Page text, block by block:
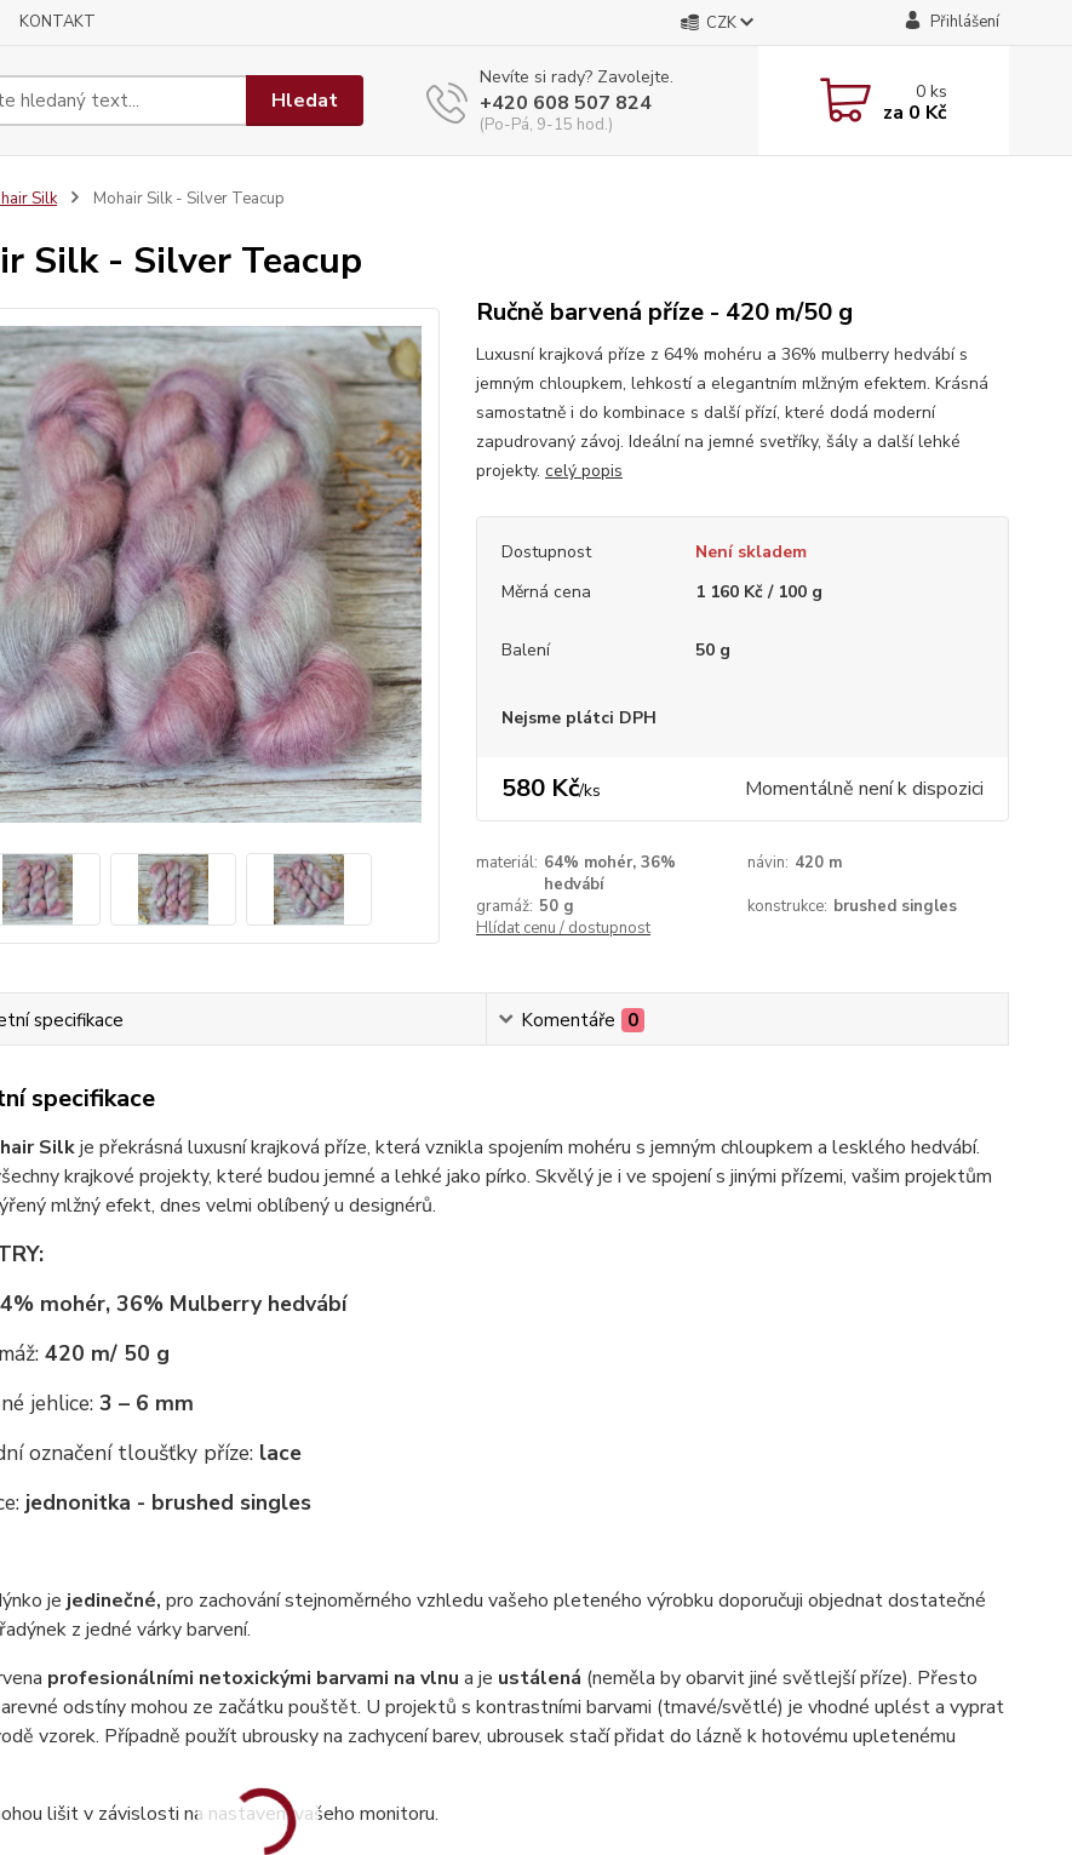
KONTAKT CZK Přihlášení
Hledat
Nevíte si rady? Zavolejte.
+420 608 507 824
(Po-Pá, 9-15 hod.)
0ks
za 0 Kč
Silk Mohair Silk - Silver Teacup
Silk - Silver Teacup
Ručně barvená příze - 420 m/50 g
Luxusní krajková příze z 64% mohéru a 36% mulberry hedvábí s
jemným chloupkem, lehkostí a elegantním mlžným efektem. Krásná
samostatně i do kombinace s další přízí, které dodá moderní
zapudrovaný závoj. Ideální na jemné svetříky, šály a další lehké
projekty. celý popis
Dostupnost
Není skladem
Měrná cena
1 160 Kč / 100 g
Balení 50 g
Nejsme plátci DPH
580 Kč/ks Momentálně není k dispozici
materiál: 64% mohér, 36%
hedvábí
návin: 420 m
gramáž: 50 g konstrukce: brushed singles
Hlídat cenu / dostupnost
specifikace Komentáře 0
specifikace
Silkje překrásná luxusní krajková příze, která vznikla spojením mohéru s jemným chloupkem a lesklého hedvábí.
krajkové projekty, které budou jemné a lehké jako pírko. Skvělý je i ve spojení s jinými přízemi, vašim projektům
mlžný efekt, dnes velmi oblíbený u designérů.
mohér, 36% Mulberry hedvábí
420 m/ 50 g
jehlice: 3 – 6 mm
označení tloušťky příze: lace
jednonitka - brushed singles
je jedinečné, pro zachování stejnoměrného vzhledu vašeho pleteného výrobku doporučuji objednat dostatečné
z jedné várky barvení.
profesionálními netoxickými barvami na vlnu a je ustálená (neměla by obarvit jiné světlejší příze). Přesto
odstíny mohou ze začátku pouštět. U projektů s kontrastními barvami (tmavé/světlé) je vhodné uplést a vyprat
vzorek. Případně použít ubrousky na zachycení barev, ubrousek stačí přidat do lázně k hotovému upletenému
lišit v závislosti na nastavení vašeho monitoru.